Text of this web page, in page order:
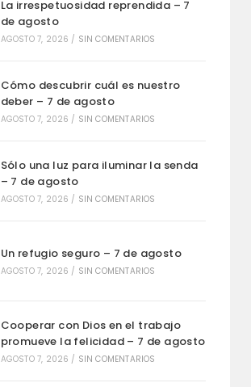
La irrespetuosidad reprendida – 7
de agosto
AGOSTO 7, 2026 / SIN COMENTARIOS
Cómo descubrir cuál es nuestro
deber – 7 de agosto
AGOSTO 7, 2026 / SIN COMENTARIOS
Sólo una luz para iluminar la senda
– 7 de agosto
AGOSTO 7, 2026 / SIN COMENTARIOS
Un refugio seguro – 7 de agosto
AGOSTO 7, 2026 / SIN COMENTARIOS
Cooperar con Dios en el trabajo
promueve la felicidad – 7 de agosto
AGOSTO 7, 2026 / SIN COMENTARIOS